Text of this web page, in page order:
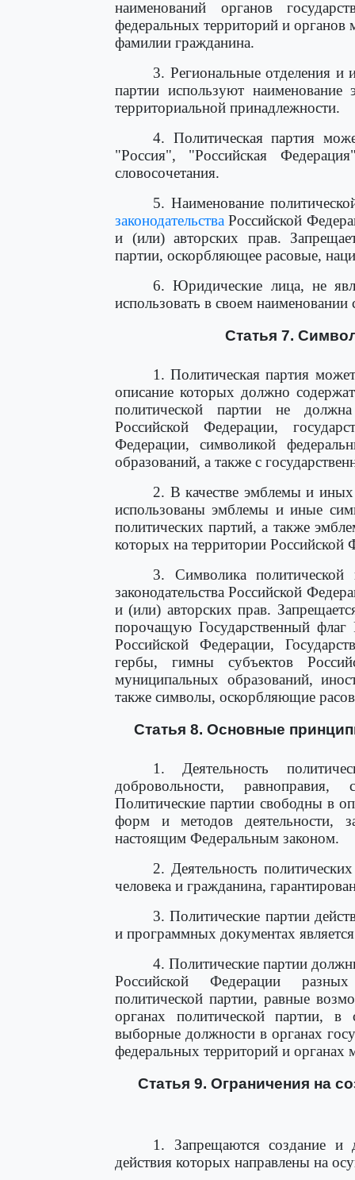
наименований органов
федеральных территорий и органов
фамилии гражданина.
3. Региональные отделения и
партии используют наименование
территориальной принадлежности.
4. Политическая партия
"Россия", "Российская
словосочетания.
5. Наименование
законодательства Российской
и (или) авторских прав.
партии, оскорбляющее расовые,
6. Юридические лица, не
использовать в своем наименовании
Статья 7.
1. Политическая партия
описание которых должно
политической партии не
Российской Федерации,
Федерации, символикой
образований, а также с
2. В качестве эмблемы и
использованы эмблемы и иные
политических партий, а также
которых на территории Российской
3. Символика политической
законодательства Российской
и (или) авторских прав.
порочащую Государственный флаг
Российской Федерации,
гербы, гимны субъектов
муниципальных образований,
также символы, оскорбляющие
Статья 8. Основные
1. Деятельность
добровольности, равноправия,
Политические партии свободны в
форм и методов деятельности,
настоящим Федеральным законом.
2. Деятельность
человека и гражданина,
3. Политические партии
и программных документах
4. Политические партии
Российской Федерации
политической партии, равные
органах политической партии,
выборные должности в органах
федеральных территорий и органах
Статья 9. Ограничения на
1. Запрещаются создание и
действия которых направлены на